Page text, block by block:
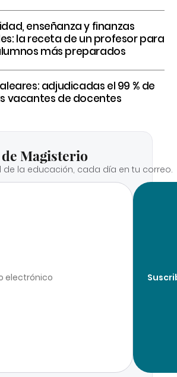
enseñanza y finanzas
la receta de un profesor para
más preparados
adjudicadas el 99 % de
vacantes de docentes
Magisterio
de la educación, cada día en tu correo.